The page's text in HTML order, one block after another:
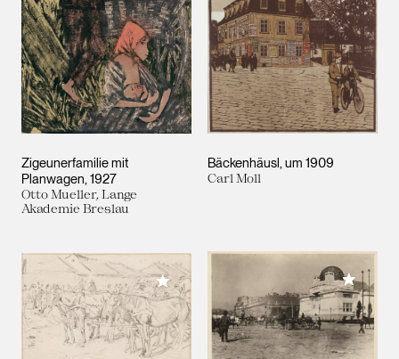
Zigeunerfamilie mit
Planwagen 1927
Otto Mueller, Lange
Akademie Breslau
Bäckenhäusl um 1909
Carl Moll
Meiner Sammlung hinzufügen Meiner